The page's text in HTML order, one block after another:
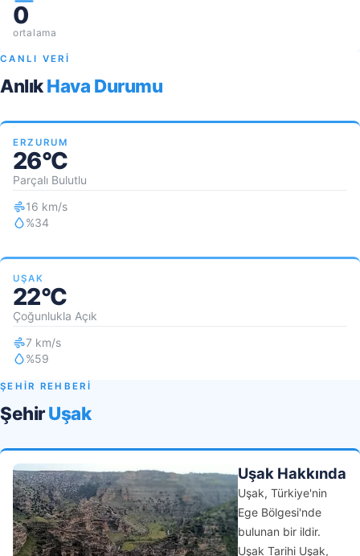
0
ortalama
CANLI VERİ
AnlıkHava Durumu
ERZURUM
26°C
Parçalı Bulutlu
16 km/s
%34
UŞAK
22°C
Çoğunlukla Açık
7 km/s
%59
ŞEHİR REHBERİ
ŞehirUşak
Uşak Hakkında
Uşak, Türkiye'nin
Ege Bölgesi'nde
bulunan bir ildir.
Uşak Tarihi Uşak,